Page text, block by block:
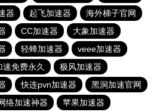
器 起飞加速器
海外梯子官网
CC加速器
大象加速器
轻蜂加速器
veee加速器
速免费永久
极风加速器
快连pvn加速器
黑洞加速官网
络加速神器 苹果加速器